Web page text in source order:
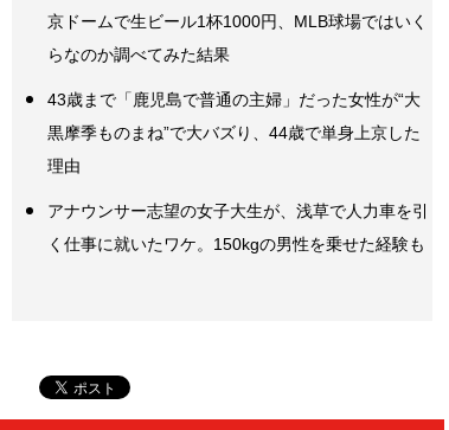
京ドームで生ビール1杯1000円、MLB球場ではいく
らなのか調べてみた結果
43歳まで「鹿児島で普通の主婦」だった女性が“大
黒摩季ものまね”で大バズり、44歳で単身上京した
理由
アナウンサー志望の女子大生が、浅草で人力車を引
く仕事に就いたワケ。150kgの男性を乗せた経験も